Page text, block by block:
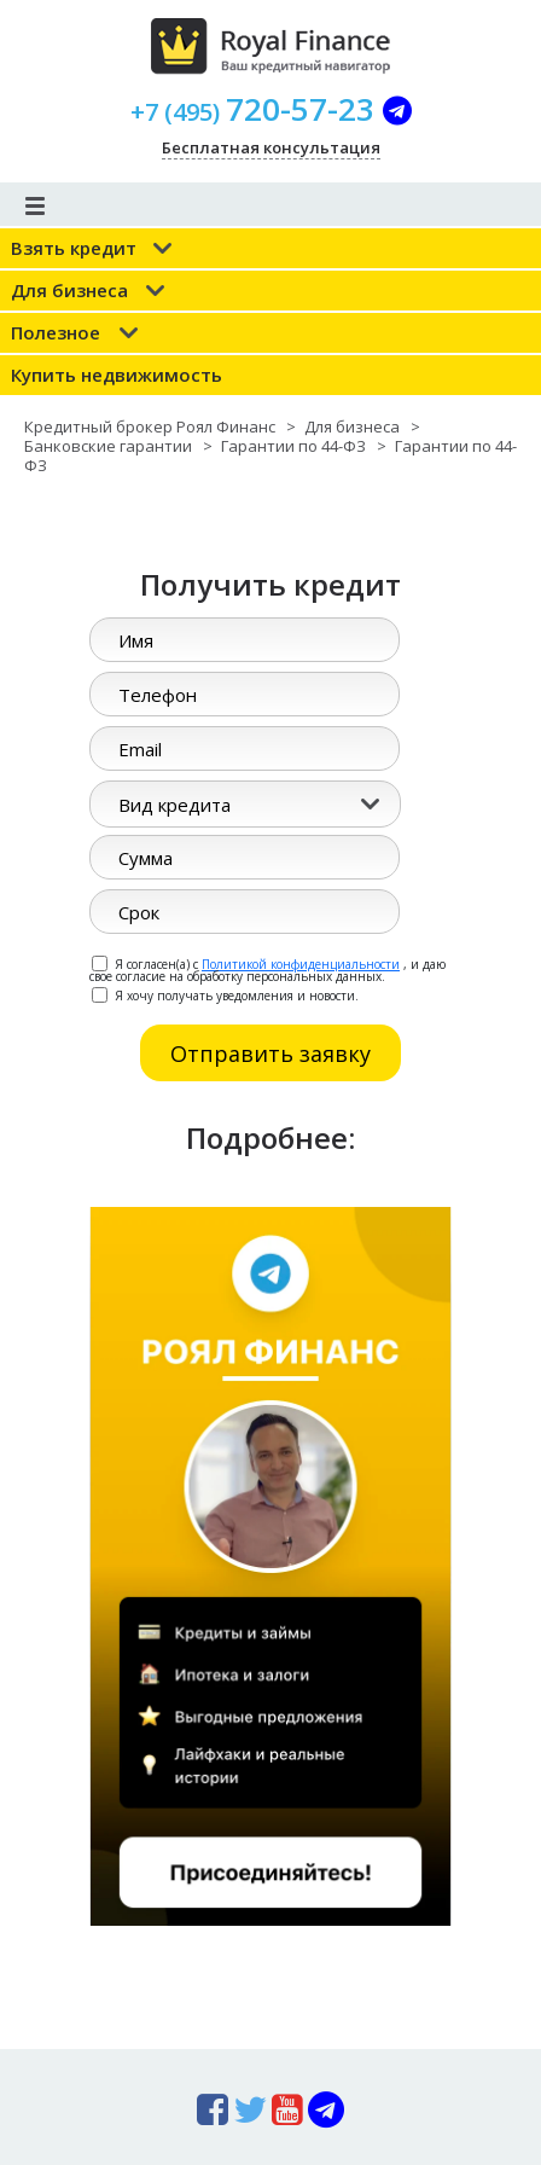
+7(495) 720-57-23
Бесплатная консультация
Взять кредит
Для бизнеса
Полезное
Купить недвижимость
Кредитный брокер Роял Финанс > Для бизнеса
>
Банковские гарантии
> Гарантии по 44-ФЗ > Гарантии по 44-
ФЗ
Получить кредит
Вид кредита
Я согласен(а) с Политикой конфиденциальности , и даю
свое согласие на обработку персональных данных.
Я хочу получать уведомления и новости.
Подробнее: